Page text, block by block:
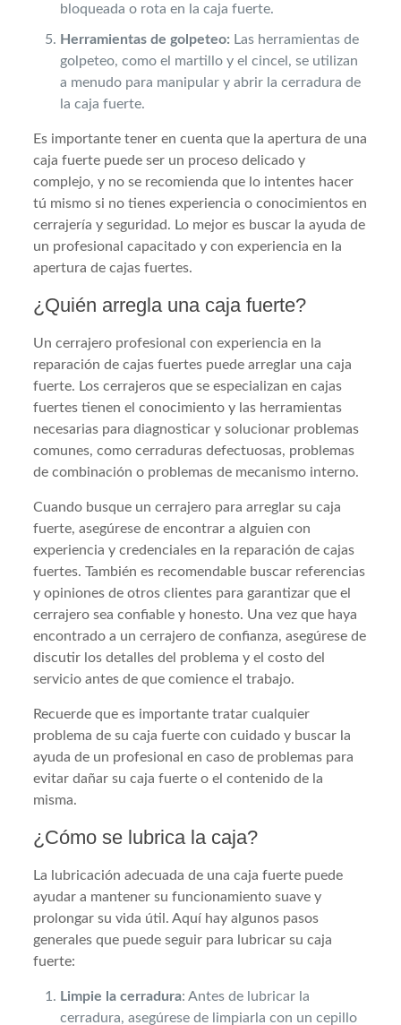
bloqueada o rota en la caja fuerte.
Herramientas de golpeteo: Las herramientas de
golpeteo, como el martillo y el cincel, se utilizan
a menudo para manipular y abrir la cerradura de
la caja fuerte.
Es importante tener en cuenta que la apertura de una
caja fuerte puede ser un proceso delicado y
complejo, y no se recomienda que lo intentes hacer
tú mismo si no tienes experiencia o conocimientos en
cerrajería y seguridad. Lo mejor es buscar la ayuda de
un profesional capacitado y con experiencia en la
apertura de cajas fuertes.
¿Quién arregla una caja fuerte?
Un cerrajero profesional con experiencia en la
reparación de cajas fuertes puede arreglar una caja
fuerte. Los cerrajeros que se especializan en cajas
fuertes tienen el conocimiento y las herramientas
necesarias para diagnosticar y solucionar problemas
comunes, como cerraduras defectuosas, problemas
de combinación o problemas de mecanismo interno.
Cuando busque un cerrajero para arreglar su caja
fuerte, asegúrese de encontrar a alguien con
experiencia y credenciales en la reparación de cajas
fuertes. También es recomendable buscar referencias
y opiniones de otros clientes para garantizar que el
cerrajero sea confiable y honesto. Una vez que haya
encontrado a un cerrajero de confianza, asegúrese de
discutir los detalles del problema y el costo del
servicio antes de que comience el trabajo.
Recuerde que es importante tratar cualquier
problema de su caja fuerte con cuidado y buscar la
ayuda de un profesional en caso de problemas para
evitar dañar su caja fuerte o el contenido de la
misma.
¿Cómo se lubrica la caja?
La lubricación adecuada de una caja fuerte puede
ayudar a mantener su funcionamiento suave y
prolongar su vida útil. Aquí hay algunos pasos
generales que puede seguir para lubricar su caja
fuerte:
Limpie la cerradura: Antes de lubricar la
cerradura, asegúrese de limpiarla con un cepillo